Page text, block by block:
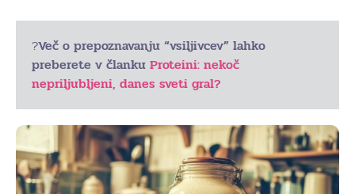
?Več o prepoznavanju “vsiljivcev” lahko
preberete v članku Proteini: nekoč
nepriljubljeni, danes sveti gral?